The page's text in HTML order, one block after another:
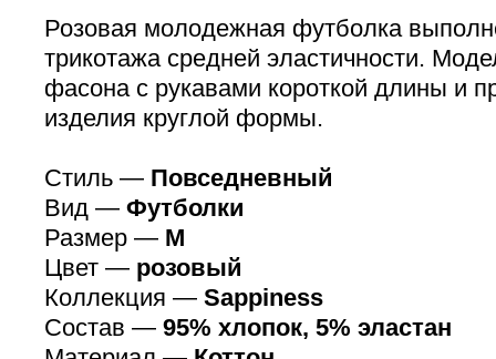
Розовая молодежная футболка
трикотажа средней эластичности.
фасона с рукавами короткой длины и
изделия круглой формы.
Стиль — Повседневный
Вид — Футболки
Размер — M
Цвет — розовый
Коллекция — Sappiness
Состав — 95% хлопок, 5% эластан